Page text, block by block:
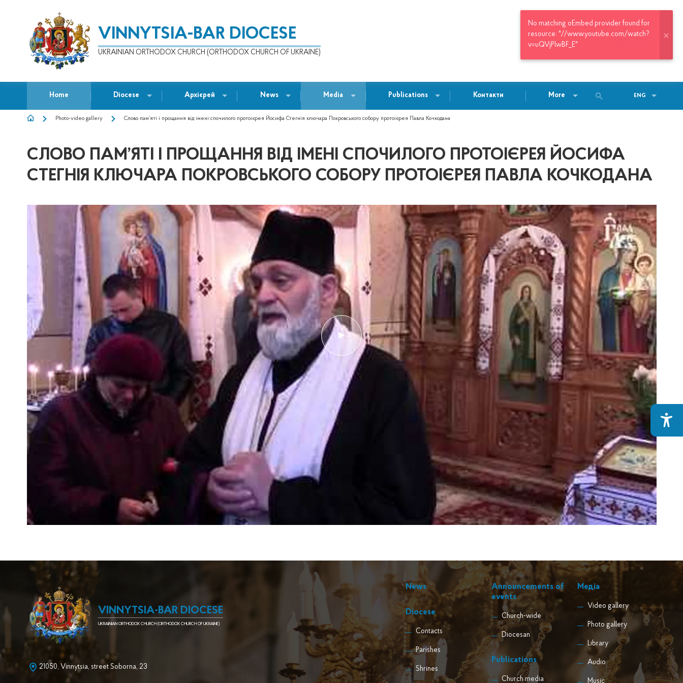
VINNYTSIA-BAR DIOCESE
UKRAINIAN ORTHODOX CHURCH (ORTHODOX CHURCH OF UKRAINE)
Home Diocese Архієрей News Media Publications Контакти More ENG
BREADCRUMB
Photo-video gallery Слово пам’яті і прощання від імені спочилого протоієрея Йосифа Стегнія ключара Покровського собору протоієрея Павла Кочкодана
СЛОВО ПАМ’ЯТІ І ПРОЩАННЯ ВІД ІМЕНІ СПОЧИЛОГО ПРОТОІЄРЕЯ ЙОСИФА
СТЕГНІЯ КЛЮЧАРА ПОКРОВСЬКОГО СОБОРУ ПРОТОІЄРЕЯ ПАВЛА КОЧКОДАНА
VINNYTSIA-BAR DIOCESE
UKRAINIAN ORTHODOX CHURCH (ORTHODOX CHURCH OF UKRAINE)
21050, Vinnytsia, street Soborna, 23
News
Diocese
Contacts
Parishes
Shrines
Announcements of
events
Church-wide
Diocesan
Publications
Church media
Медіа
Video gallery
Photo gallery
Library
Audio
Music